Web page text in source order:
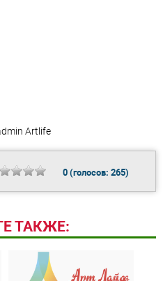
Artlife
0(голосов: 265)
ТАКЖЕ: